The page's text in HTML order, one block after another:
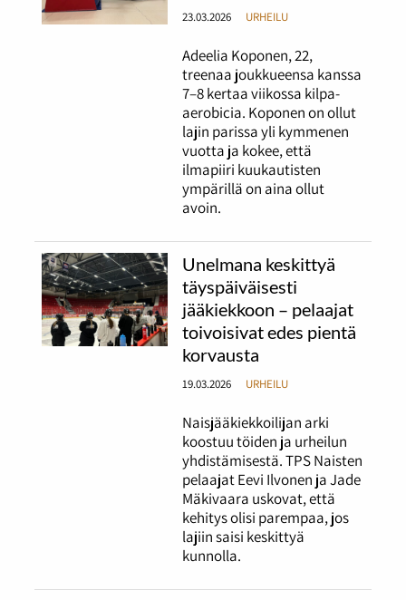
23.03.2026 URHEILU
Adeelia Koponen, 22,
treenaa joukkueensa kanssa
7–8 kertaa viikossa kilpa-
aerobicia. Koponen on ollut
lajin parissa yli kymmenen
vuotta ja kokee, että
ilmapiiri kuukautisten
ympärillä on aina ollut
avoin.
Unelmana keskittyä
täyspäiväisesti
jääkiekkoon – pelaajat
toivoisivat edes pientä
korvausta
19.03.2026 URHEILU
Naisjääkiekkoilijan arki
koostuu töiden ja urheilun
yhdistämisestä. TPS Naisten
pelaajat Eevi Ilvonen ja Jade
Mäkivaara uskovat, että
kehitys olisi parempaa, jos
lajiin saisi keskittyä
kunnolla.